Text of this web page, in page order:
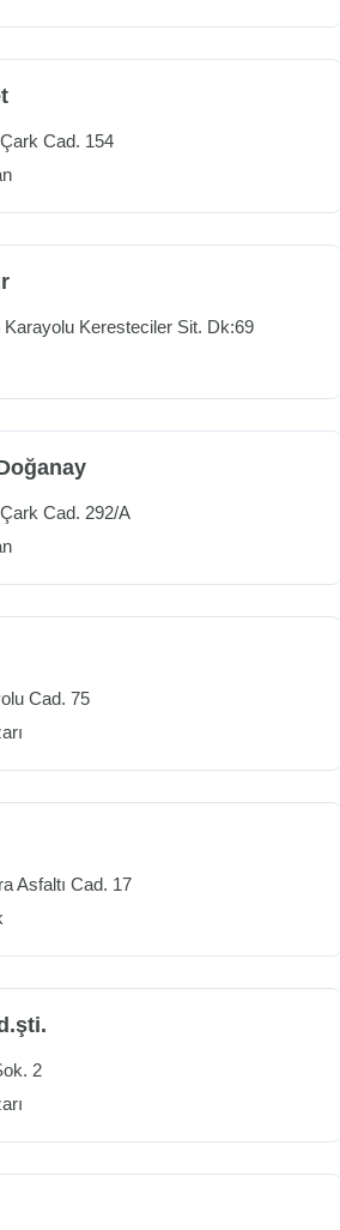
Cad. 154
Keresteciler Sit. Dk:69
Cad. 292/A
Cad. 75
Asfaltı Cad. 17
2